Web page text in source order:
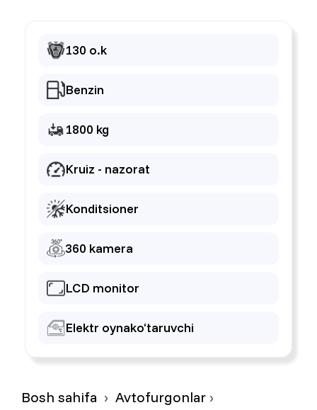
130 o.k
Benzin
1800 kg
Kruiz - nazorat
Konditsioner
360 kamera
LCD monitor
Elektr oynako‘taruvchi
Bosh sahifa
Avtofurgonlar